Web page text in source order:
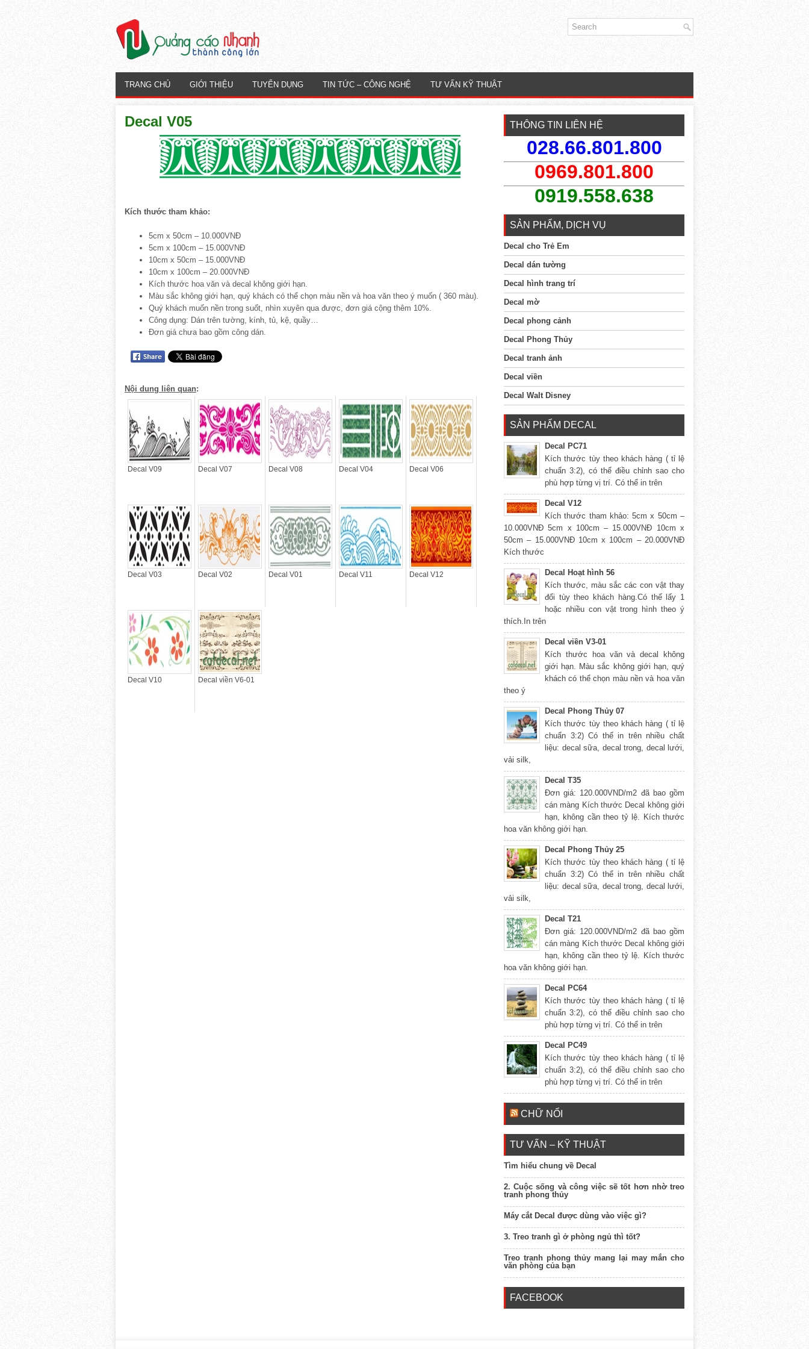
TRANG CHỦ GIỚI THIỆU TUYỂN DỤNG TIN TỨC – CÔNG NGHỆ TƯ VẤN KỸ THUẬT
Decal V05
Kích thước tham khảo:
5cm x 50cm – 10.000VNĐ
5cm x 100cm – 15.000VNĐ
10cm x 50cm – 15.000VNĐ
10cm x 100cm – 20.000VNĐ
Kích thước hoa văn và decal không giới hạn.
Màu sắc không giới hạn, quý khách có thể chọn màu nền và hoa văn theo ý muốn ( 360 màu).
Quý khách muốn nền trong suốt, nhìn xuyên qua được, đơn giá cộng thêm 10%.
Công dụng: Dán trên tường, kính, tủ, kệ, quầy…
Đơn giá chưa bao gồm công dán.
Nội dung liên quan:
Decal V09 Decal V07 Decal V08 Decal V04 Decal V06
Decal V03 Decal V02 Decal V01 Decal V11 Decal V12
Decal V10 Decal viền V6-01
THÔNG TIN LIÊN HỆ
028.66.801.800
0969.801.800
0919.558.638
SẢN PHẨM, DỊCH VỤ
Decal cho Trẻ Em
Decal dán tường
Decal hình trang trí
Decal mờ
Decal phong cảnh
Decal Phong Thủy
Decal tranh ảnh
Decal viền
Decal Walt Disney
SẢN PHẨM DECAL
Decal PC71
Kích thước tùy theo khách hàng ( tỉ lệ
chuẩn 3:2), có thể điều chỉnh sao cho
phù hợp từng vị trí. Có thể in trên
Decal V12
Kích thước tham khảo: 5cm x 50cm –
10.000VNĐ 5cm x 100cm – 15.000VNĐ 10cm x
50cm – 15.000VNĐ 10cm x 100cm – 20.000VNĐ
Kích thước
Decal Hoạt hình 56
Kích thước, màu sắc các con vật thay
đổi tùy theo khách hàng.Có thể lấy 1
hoặc nhiều con vật trong hình theo ý
thích.In trên
Decal viền V3-01
Kích thước hoa văn và decal không
giới hạn. Màu sắc không giới hạn, quý
khách có thể chọn màu nền và hoa văn
theo ý
Decal Phong Thủy 07
Kích thước tùy theo khách hàng ( tỉ lệ
chuẩn 3:2) Có thể in trên nhiều chất
liệu: decal sữa, decal trong, decal lưới,
vải silk,
Decal T35
Đơn giá: 120.000VND/m2 đã bao gồm
cán màng Kích thước Decal không giới
hạn, không cần theo tỷ lệ. Kích thước
hoa văn không giới hạn.
Decal Phong Thủy 25
Kích thước tùy theo khách hàng ( tỉ lệ
chuẩn 3:2) Có thể in trên nhiều chất
liệu: decal sữa, decal trong, decal lưới,
vải silk,
Decal T21
Đơn giá: 120.000VND/m2 đã bao gồm
cán màng Kích thước Decal không giới
hạn, không cần theo tỷ lệ. Kích thước
hoa văn không giới hạn.
Decal PC64
Kích thước tùy theo khách hàng ( tỉ lệ
chuẩn 3:2), có thể điều chỉnh sao cho
phù hợp từng vị trí. Có thể in trên
Decal PC49
Kích thước tùy theo khách hàng ( tỉ lệ
chuẩn 3:2), có thể điều chỉnh sao cho
phù hợp từng vị trí. Có thể in trên
CHỮ NỔI
TƯ VẤN – KỸ THUẬT
Tìm hiểu chung về Decal
2. Cuộc sống và công việc sẽ tốt hơn nhờ treo
tranh phong thủy
Máy cắt Decal được dùng vào việc gì?
3. Treo tranh gì ở phòng ngủ thì tốt?
Treo tranh phong thủy mang lại may mắn cho
văn phòng của bạn
FACEBOOK